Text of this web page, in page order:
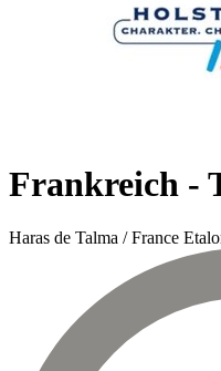
Frankreich -
Haras de Talma / France